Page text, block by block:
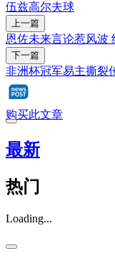
伍兹高尔夫球
上一篇
恩佐未来言论惹风波
下一篇
非洲杯冠军易主撕裂
购买此文章
最新
热门
Loading...